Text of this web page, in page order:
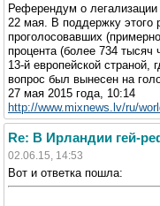
Референдум о
22 мая. В поддержку этого
проголосовавших
процента (более 734
13-й европейской страной,
вопрос был вынесен на
27 мая 2015 года, 10:14
http://www.mixnews.lv/ru/
Re: В Ирландии гей-
02.06.15, 14:53
Вот и ответка пошла: